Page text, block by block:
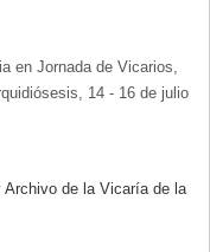
en Jornada de Vicarios,
14 - 16 de julio
Archivo de la Vicaría de la